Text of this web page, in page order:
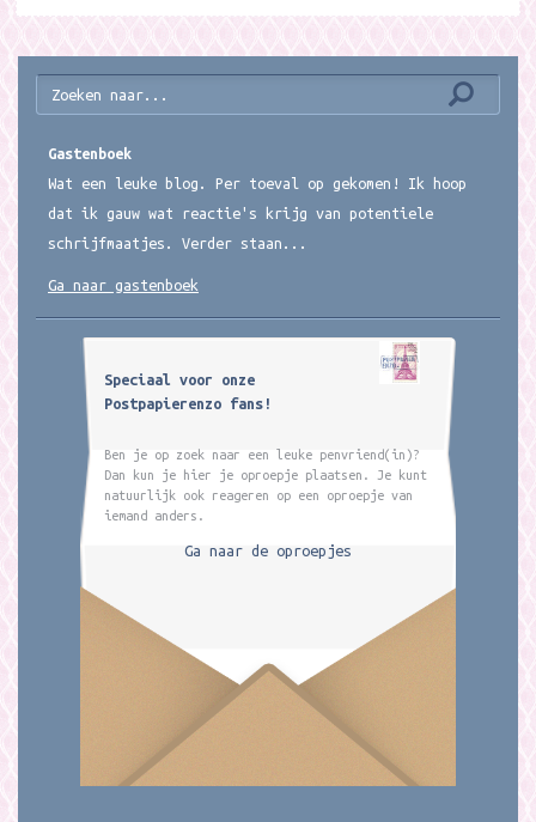
Gastenboek
Wat een leuke blog. Per toeval op gekomen! Ik hoop
dat ik gauw wat reactie's krijg van potentiele
schrijfmaatjes. Verder staan...
Ga naar gastenboek
Speciaal voor onze
Postpapierenzo fans!
Ben je op zoek naar een leuke penvriend(in)?
Dan kun je hier je oproepje plaatsen. Je kunt
natuurlijk ook reageren op een oproepje van
iemand anders.
Ga naar de oproepjes